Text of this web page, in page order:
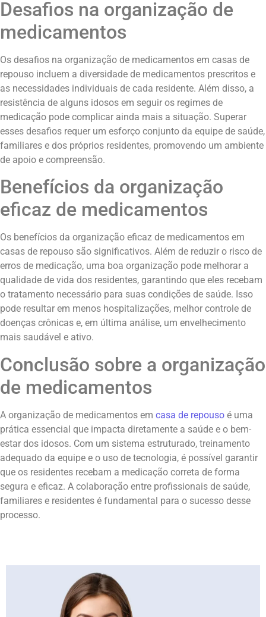
Desafios na organização de
medicamentos
Os desafios na organização de medicamentos em casas de
repouso incluem a diversidade de medicamentos prescritos e
as necessidades individuais de cada residente. Além disso, a
resistência de alguns idosos em seguir os regimes de
medicação pode complicar ainda mais a situação. Superar
esses desafios requer um esforço conjunto da equipe de saúde,
familiares e dos próprios residentes, promovendo um ambiente
de apoio e compreensão.
Benefícios da organização
eficaz de medicamentos
Os benefícios da organização eficaz de medicamentos em
casas de repouso são significativos. Além de reduzir o risco de
erros de medicação, uma boa organização pode melhorar a
qualidade de vida dos residentes, garantindo que eles recebam
o tratamento necessário para suas condições de saúde. Isso
pode resultar em menos hospitalizações, melhor controle de
doenças crônicas e, em última análise, um envelhecimento
mais saudável e ativo.
Conclusão sobre a organização
de medicamentos
A organização de medicamentos em casa de repouso é uma
prática essencial que impacta diretamente a saúde e o bem-
estar dos idosos. Com um sistema estruturado, treinamento
adequado da equipe e o uso de tecnologia, é possível garantir
que os residentes recebam a medicação correta de forma
segura e eficaz. A colaboração entre profissionais de saúde,
familiares e residentes é fundamental para o sucesso desse
processo.